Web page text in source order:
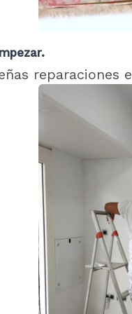
reparaciones e